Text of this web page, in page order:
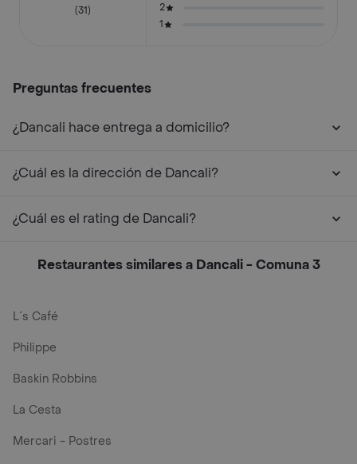
(31)
2
1
Preguntas frecuentes
¿Dancali hace entrega a domicilio?
¿Cuál es la dirección de Dancali?
¿Cuál es el rating de Dancali?
Restaurantes similares a Dancali - Comuna 3
L´s Café
Philippe
Baskin Robbins
La Cesta
Mercari - Postres